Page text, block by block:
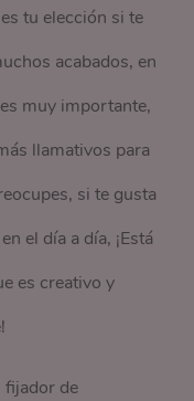
tu elección si te
acabados, en
muy importante,
llamativos para
si te gusta
el día a día, ¡Está
es creativo y
fijador de